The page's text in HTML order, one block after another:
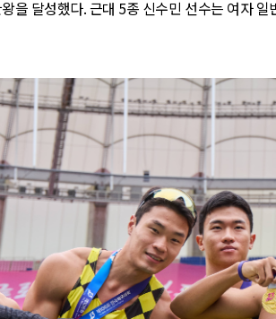
을 달성했다.근대 5종 신수민 선수는 여자